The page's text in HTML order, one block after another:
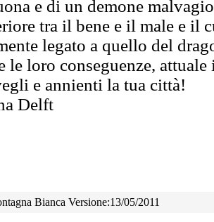
e di un demone
tra il bene e il male e il
legato a quello del
le loro conseguenze,
e annienti la tua città!
Delft
Bianca Versione:13/05/2011